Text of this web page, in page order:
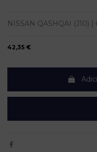
NISSAN QASHQAI (J10) |
42,35 €